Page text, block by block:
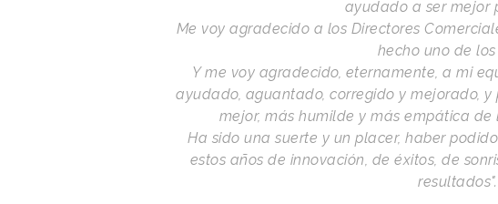
ayudado a ser mejor
Me voy agradecido a los Directores
hecho uno de los
Y me voy agradecido, eternamente, a mi
ayudado, aguantado, corregido y mejorado,
mejor, más humilde y más empática de
Ha sido una suerte y un placer, haber
estos años de innovación, de éxitos, de
resultados".